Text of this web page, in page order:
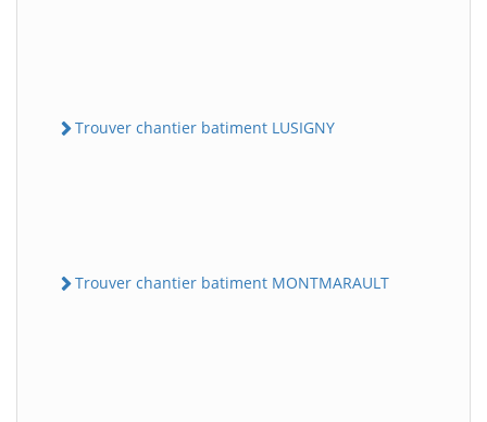
Trouver chantier batiment LUSIGNY
Trouver chantier batiment MONTMARAULT